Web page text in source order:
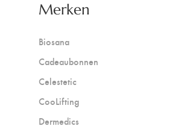
Merken
Biosana
Cadeaubonnen
Celestetic
CooLifting
Dermedics